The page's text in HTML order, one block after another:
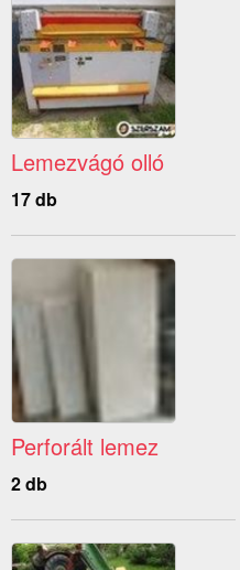
Lemezvágó olló
17 db
Perforált lemez
2 db